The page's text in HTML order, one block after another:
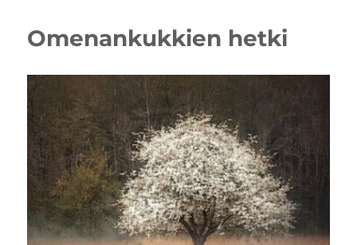
Omenankukkien hetki